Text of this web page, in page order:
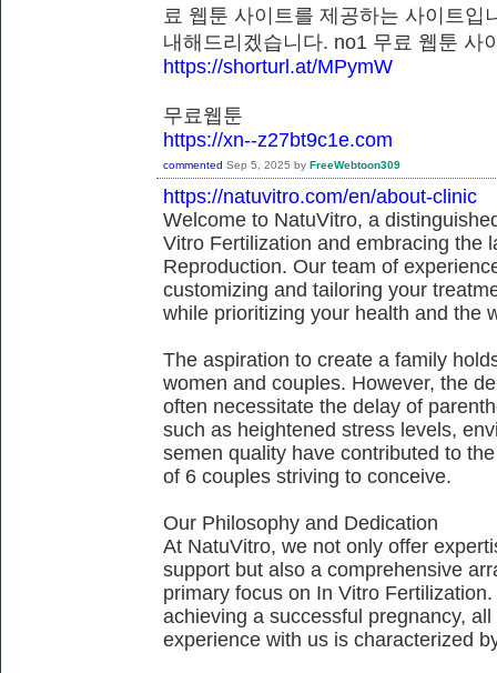
료 웹툰 사이트를 제공하는 사이트
내해드리겠습니다. no1 무료 웹툰
https://shorturl.at/MPymW
무료웹툰
https://xn--z27bt9c1e.com
commented Sep 5, 2025 by FreeWebtoon309
https://natuvitro.com/en/about-clinic
Welcome to NatuVitro, a
Vitro Fertilization and embracing the
Reproduction. Our team of
customizing and tailoring your
while prioritizing your health and the
The aspiration to create a family
women and couples. However, the
often necessitate the delay of
such as heightened stress levels,
semen quality have contributed to
of 6 couples striving to conceive.
Our Philosophy and Dedication
At NatuVitro, we not only offer
support but also a comprehensive
primary focus on In Vitro
achieving a successful pregnancy,
experience with us is characterized